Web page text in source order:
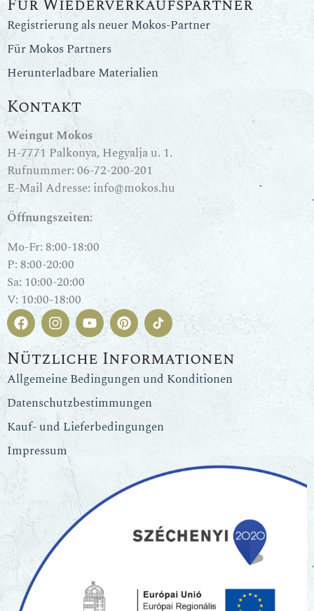
Für Wiederverkaufspartner
Registrierung als neuer Mokos-Partner
Für Mokos Partners
Herunterladbare Materialien
Kontakt
Weingut Mokos
H-7771 Palkonya, Hegyalja u. 1.
Rufnummer:06-72-200-201
E-Mail Adresse: info@mokos.hu
Öffnungszeiten:
Mo-Fr: 8:00-18:00
P: 8:00-20:00
Sa: 10:00-20:00
V: 10:00-18:00
Nützliche Informationen
Allgemeine Bedingungen und Konditionen
Datenschutzbestimmungen
Kauf- und Lieferbedingungen
Impressum